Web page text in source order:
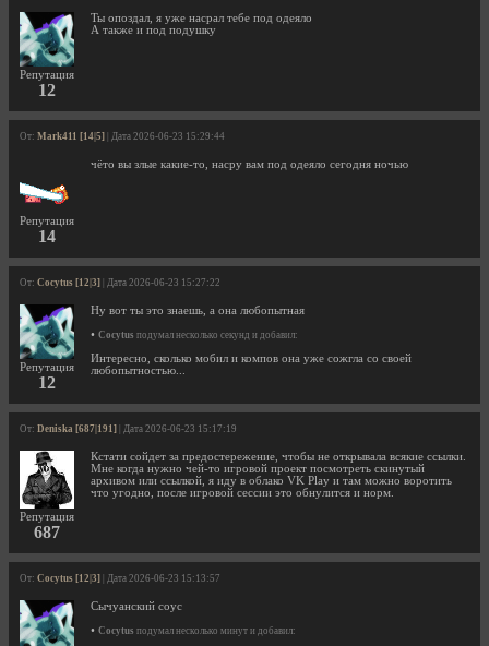
Репутация
12
Ты опоздал, я уже насрал тебе под одеяло
А также и под подушку
От: Mark411 [14|5] | Дата 2026-06-23 15:29:44
Репутация
14
чёто вы злые какие-то, насру вам под одеяло сегодня ночью
От: Cocytus [12|3] | Дата 2026-06-23 15:27:22
Репутация
12
Ну вот ты это знаешь, а она любопытная
• Cocytus подумал несколько секунд и добавил:
Интересно, сколько мобил и компов она уже сожгла со своей
любопытностью...
От: Deniska [687|191] | Дата 2026-06-23 15:17:19
Репутация
687
Кстати сойдет за предостережение, чтобы не открывала всякие ссылки.
Мне когда нужно чей-то игровой проект посмотреть скинутый
архивом или ссылкой, я иду в облако VK Play и там можно воротить
что угодно, после игровой сессии это обнулится и норм.
От: Cocytus [12|3] | Дата 2026-06-23 15:13:57
Сычуанский соус
• Cocytus подумал несколько минут и добавил: